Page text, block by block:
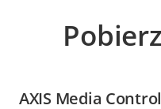
AXIS Media